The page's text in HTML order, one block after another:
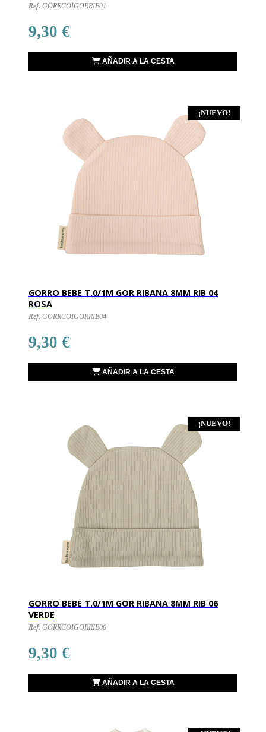
Ref. GORRCOIGORRIB01
9,30 €
AÑADIR A LA CESTA
¡NUEVO!
GORRO BEBE T.0/1M GOR RIBANA 8MM RIB 04
ROSA
Ref. GORRCOIGORRIB04
9,30 €
AÑADIR A LA CESTA
¡NUEVO!
GORRO BEBE T.0/1M GOR RIBANA 8MM RIB 06
VERDE
Ref. GORRCOIGORRIB06
9,30 €
AÑADIR A LA CESTA